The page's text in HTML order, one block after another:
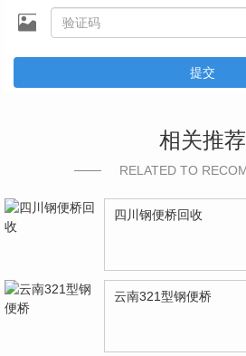
提交
相关推荐
RELATED TO
四川钢便桥回收
云南321型钢便桥